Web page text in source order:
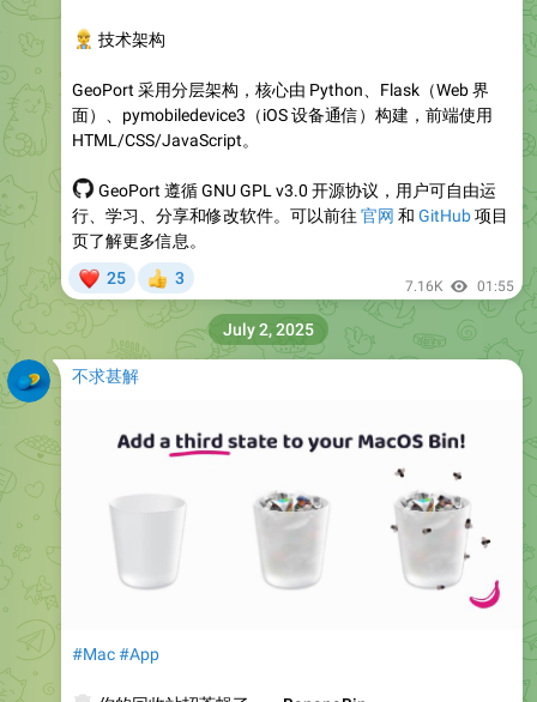
技术架构
GeoPort 采用分层架构，核心由 Python、Flask（Web 界
面）、pymobiledevice3（iOS 设备通信）构建，前端使用
HTML/CSS/JavaScript。
GeoPort 遵循 GNU GPL v3.0 开源协议，用户可自由运
行、学习、分享和修改软件。可以前往 官网 和 GitHub项目
页了解更多信息。
25 3 7.16K 01:55
不求甚解
#Mac#App
July 2, 2025